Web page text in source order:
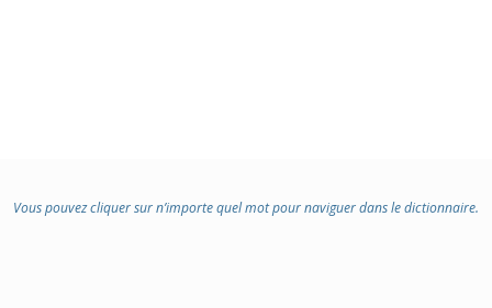
Vous pouvez cliquer sur n’importe quel mot pour naviguer dans le dictionnaire.